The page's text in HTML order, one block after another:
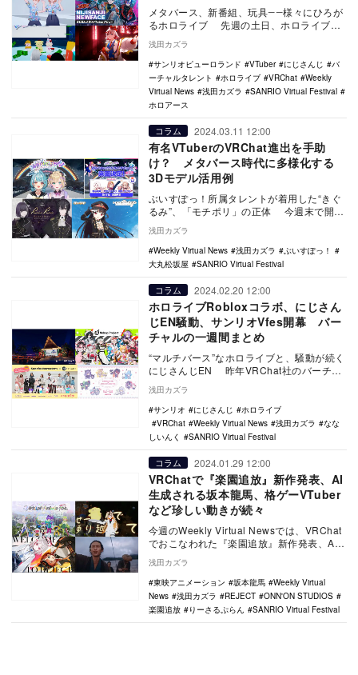
メタバース、新番組、玩具――様々にひろが
るホロライブ 先週の土日、ホロライブプ
浅田カズラ
サンリオピューロランド
VTuber にじさんじ
バ
ーチャルタレント
ホロライブ VRChat
Weekly
Virtual News
浅田カズラ
SANRIO Virtual Festival
ホロアース
コラム 2024.03.11 12:00
有名VTuberのVRChat進出を手助
け？ メタバース時代に多様化する
3Dモデル活用例
ぶいすぽっ！所属タレントが着用した“きぐ
るみ”、「モチポリ」の正体 今週末で開催
浅田カズラ
Weekly Virtual News
浅田カズラ
ぶいすぽっ！
大丸松坂屋
SANRIO Virtual Festival
コラム 2024.02.20 12:00
ホロライブRobloxコラボ、にじさん
じEN騒動、サンリオVfes開幕 バー
チャルの一週間まとめ
“マルチバース”なホロライブと、騒動が続く
にじさんじEN 昨年VRChat社のバーチャ
浅田カズラ
サンリオ
にじさんじ
ホロライブ
VRChat
Weekly Virtual News 浅田カズラ
なな
しいんく
SANRIO Virtual Festival
コラム 2024.01.29 12:00
VRChatで『楽園追放』新作発表、AI
生成される坂本龍馬、格ゲーVTuber
など珍しい動きが続々
今週のWeekly Virtual Newsでは、VRChat
でおこなわれた『楽園追放』新作発表、AI
浅田カズラ
東映アニメーション
坂本龍馬
Weekly Virtual
News
浅田カズラ REJECT
ONN'ON STUDIOS
楽園追放
りーさるぷらん SANRIO Virtual Festival